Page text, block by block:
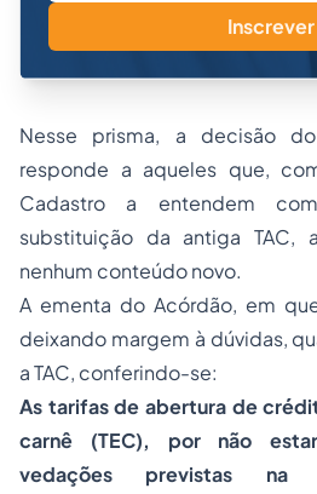
Inscrever
Nesse prisma, a decisão
responde a aqueles que,
Cadastro a entendem
substituição da antiga TAC,
nenhum conteúdo novo.
A ementa do Acórdão, em
deixando margem à dúvidas,
a TAC, conferindo-se:
As tarifas de abertura de
carnê (TEC), por não
vedações previstas na